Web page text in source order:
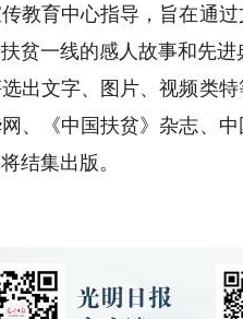
教育中心指导，旨在通
贫一线的感人故事和先
文字、图片、视频类特
、《中国扶贫》杂志、
结集出版。